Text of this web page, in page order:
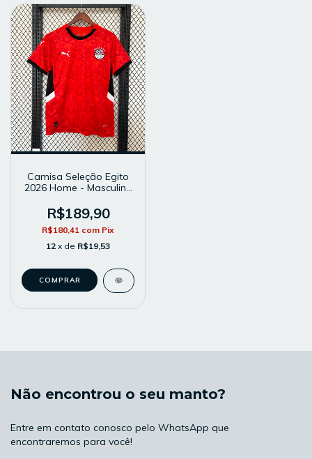
Camisa Seleção Egito
2026 Home - Masculina
Vermelha
R$189,90
R$180,41 com Pix
12 x de R$19,53
COMPRAR
Não encontrou o seu manto?
Entre em contato conosco pelo WhatsApp que
encontraremos para você!